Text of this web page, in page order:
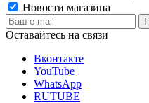
Новости магазина
Оставайтесь на связи
Вконтакте
YouTube
WhatsApp
RUTUBE